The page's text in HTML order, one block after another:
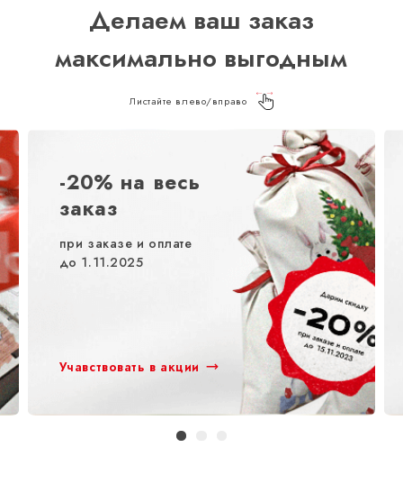
Делаем ваш заказ
максимально выгодным
Листайте влево/вправо
-20% на весь
заказ
при заказе и оплате
до 1.11.2025
Учавствовать в акции